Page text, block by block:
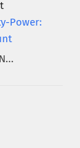
Power: